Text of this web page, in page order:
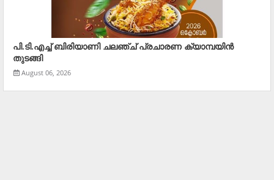
പി.ടി.എച്ച് ബിരിയാണി ചലഞ്ച് പ്രചാരണ ക്യാമ്പയിൻ
തുടങ്ങി
August 06, 2026